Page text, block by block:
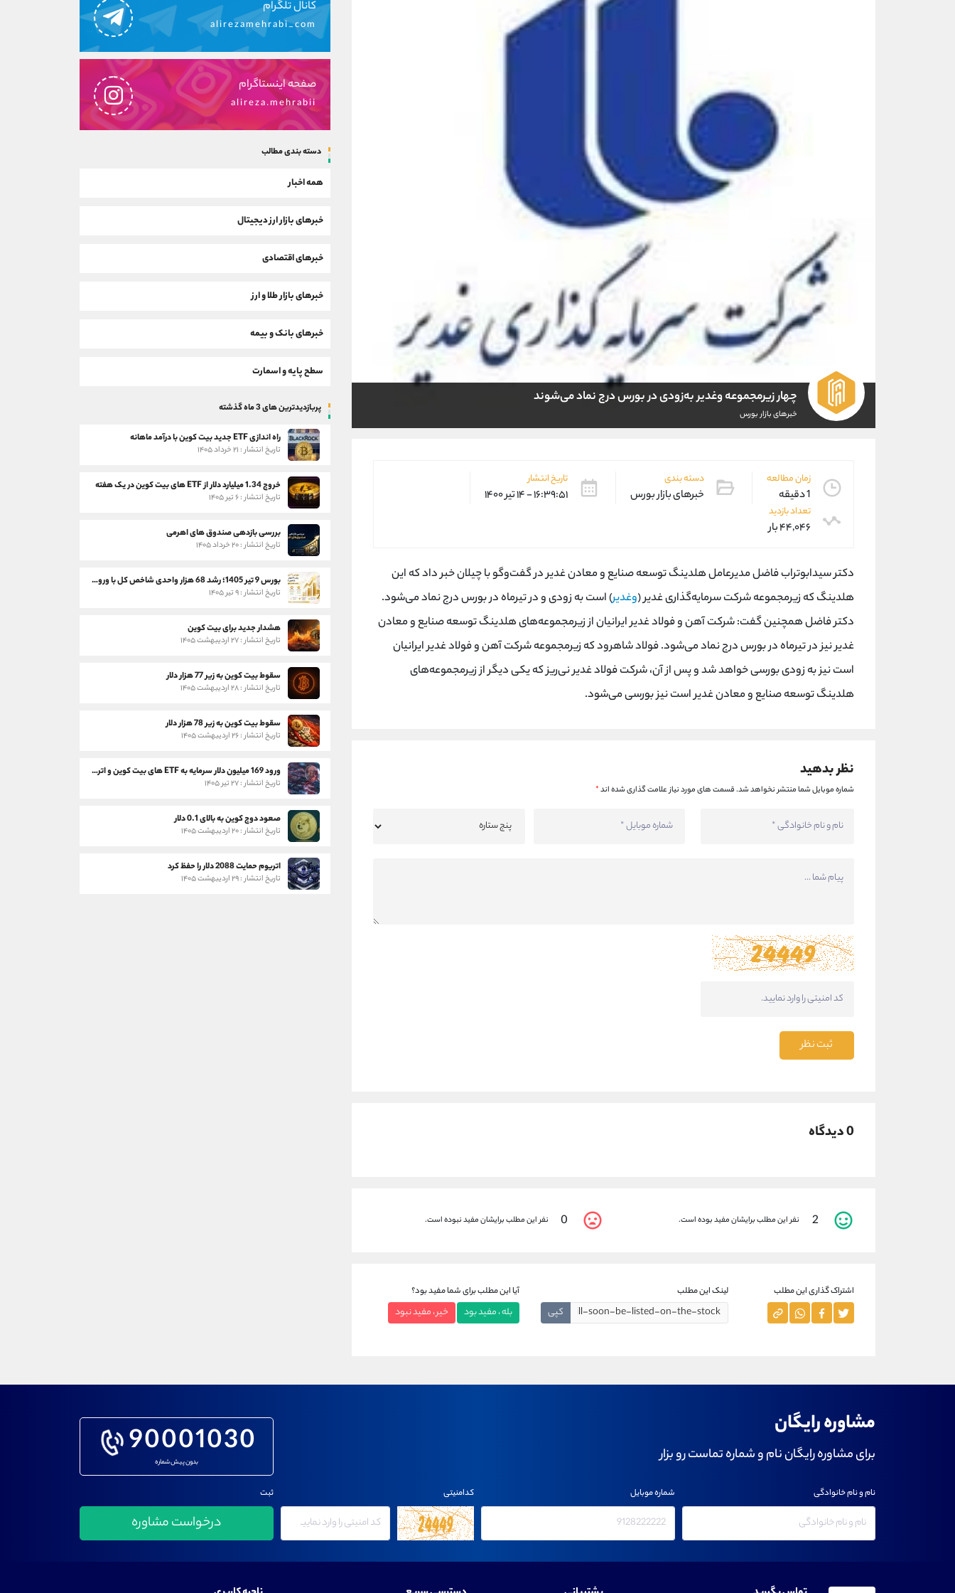
چهار زیرمجموعه‌ وغدیر به‌زودی در بورس درج نماد می‌شوند
خبرهای بازار بورس
زمان مطالعه
1 دقیقه
دسته بندی
خبرهای بازار بورس
تاریخ انتشار
۱۶:۳۹:۵۱ - ۱۴ تیر ۱۴۰۰
تعداد بازدید
۴۴,۰۴۶ بار
دکتر سیدابوتراب فاضل مدیرعامل هلدینگ توسعه صنایع و معادن غدیر در گفت‌وگو با چیلان خبر داد که این
هلدینگ که زیرمجموعه شرکت سرمایه‌گذاری غدیر (وغدیر) است به زودی و در تیرماه در بورس درج نماد می‌شود.
دکتر فاضل همچنین گفت: شرکت آهن و فولاد غدیر ایرانیان از زیرمجموعه‌های هلدینگ توسعه صنایع و معادن
غدیر نیز در تیرماه در بورس درج نماد می‌شود. فولاد شاهرود که زیرمجموعه شرکت آهن و فولاد غدیر ایرانیان
است نیز به زودی بورسی خواهد شد و پس از آن، شرکت فولاد غدیر نی‌ریز که یکی دیگر از زیرمجموعه‌های
هلدینگ توسعه صنایع و معادن غدیر است نیز بورسی می‌شود.
نظر بدهید
شماره موبایل شما منتشر نخواهد شد.قسمت های مورد نیاز علامت گذاری شده اند*
ثبت نظر
0 دیدگاه
2 نفر این مطلب برایشان مفید بوده است. 0 نفر این مطلب برایشان مفید نبوده است.
اشتراک گذاری این مطلب لینک این مطلب
کپی
آیا این مطلب برای شما مفید بود؟
بله ، مفید بود خیر ، مفید نبود
کانال تلگرام
alirezamehrabi_com
صفحه اینستاگرام
alireza.mehrabii
دسته بندی مطالب
همه اخبار
خبرهای بازار ارز دیجیتال
خبرهای اقتصادی
خبرهای بازار طلا و ارز
خبرهای بانک و بیمه
سطح پایه و اسمارت
پربازدیدترین های 3 ماه گذشته
راه اندازی ETF جدید بیت کوین با درآمد ماهانه
تاریخ انتشار : ۲۱ خرداد ۱۴۰۵
خروج 1.34 میلیارد دلار از ETF های بیت کوین در یک هفته
تاریخ انتشار : ۶ تیر ۱۴۰۵
بررسی بازدهی صندوق های اهرمی
تاریخ انتشار : ۲۰ خرداد ۱۴۰۵
بورس 9 تیر 1405؛ رشد 68 هزار واحدی شاخص کل با ورود 3 همت پول حقیقی
تاریخ انتشار : ۹ تیر ۱۴۰۵
هشدار جدید برای بیت کوین
تاریخ انتشار : ۲۷ اردیبهشت ۱۴۰۵
سقوط بیت کوین به زیر 77 هزار دلار
تاریخ انتشار : ۲۸ اردیبهشت ۱۴۰۵
سقوط بیت کوین به زیر 78 هزار دلار
تاریخ انتشار : ۲۶ اردیبهشت ۱۴۰۵
ورود 169 میلیون دلار سرمایه به ETF های بیت کوین و اتریوم
تاریخ انتشار : ۲۷ تیر ۱۴۰۵
صعود دوج کوین به بالای 0.1 دلار
تاریخ انتشار : ۲۰ اردیبهشت ۱۴۰۵
اتریوم حمایت 2088 دلار را حفظ کرد
تاریخ انتشار : ۲۹ اردیبهشت ۱۴۰۵
مشاوره رایگان
برای مشاوره رایگان نام و شماره تماست رو بزار 90001030
بدون پیش شماره
نام و نام خانوادگی شماره موبایل کدامنیتی ثبت